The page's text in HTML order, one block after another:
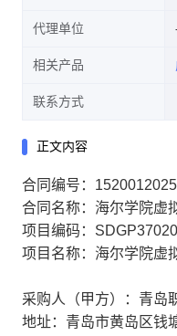
代理单位
相关产品
联系方式
正文内容
合同编号：
合同名称：海尔学院虚
项目编码：
项目名称：海尔学院虚
采购人（甲方）：青岛
地址：青岛市黄岛区钱